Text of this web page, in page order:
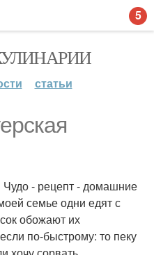
статьи
- рецепт - домашние
семье одни едят с
обожают их
по-быстрому: то пеку
5